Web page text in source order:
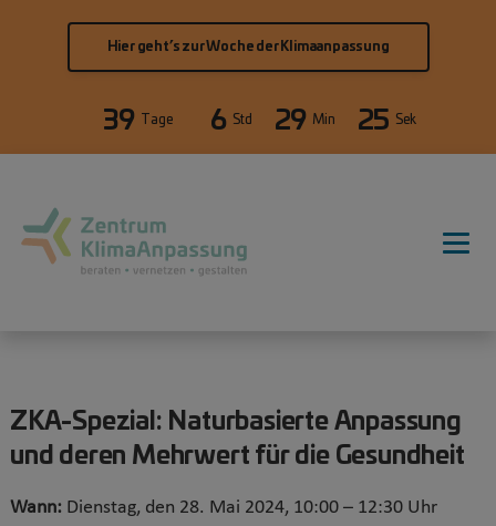
Hier geht’s zur Woche der Klimaanpassung
39 Tage 6 Std 29 Min 25 Sek
ZKA-Spezial: Naturbasierte Anpassung
und deren Mehrwert für die Gesundheit
Wann: Dienstag, den 28. Mai 2024, 10:00 – 12:30 Uhr